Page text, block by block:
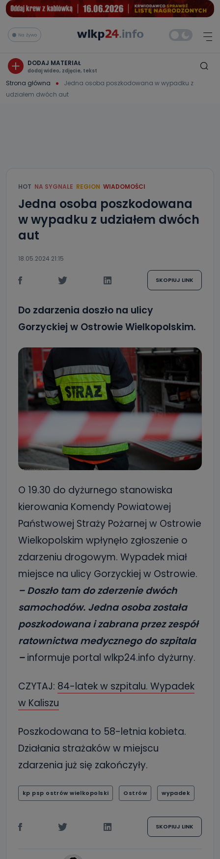
Na żywo
DODAJ MATERIAŁ
dodaj wideo, zdjęcie, tekst
Strona główna
Jedna osoba poszkodowana w wypadku z
udziałem dwóch aut
HOT NA SYGNALE REGION WIADOMOŚCI
Jedna osoba poszkodowana
w wypadku z udziałem dwóch
aut
18.05.2024 21:15
SKOPIUJ LINK
Do zdarzenia doszło na ulicy
Gorzyckiej w Ostrowie Wielkopolskim.
O 19.30 do dyżurnego stanowiska
kierowania Komendy Powiatowej
Państwowej Straży Pożarnej w Ostrowie
Wielkopolskim wpłynęło zgłoszenie o
zdarzeniu drogowym. Wypadek miał
miejsce na ulicy Gorzyckiej w Ostrowie.
– Doszło tam do zderzenie dwóch
samochodów. Jedna osoba została
poszkodowana i zabrana przez zespół
ratownictwa medycznego do szpitala
– informuje portal wlkp24.info dyżurny.
CZYTAJ: 84-latek w szpitalu. Wypadek
w Kaliszu
Poszkodowana to 58-letnia kobieta.
Działania strażaków w miejscu
zdarzenia już się zakończyły.
kp psp ostrów wielkopolski Ostrów wypadek
SKOPIUJ LINK